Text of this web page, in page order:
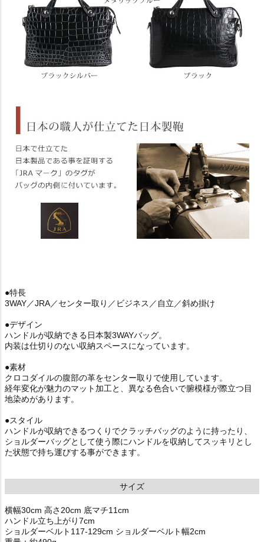
●特長
3WAY／JRA／センター取り／ビジネス／自立／斜め掛け
●デザイン
ハンドルが収納できる日本製3WAYバッグ。
内装は仕切りのない収納スペースになっています。
●素材
クロコダイルの腹部の革をセンター取りで使用しています。
経年変化が魅力のマット加工と、異なる色合いで腑模様が際立つ目
地染めがあります。
●スタイル
ハンドルが収納できるつくりでクラッチバッグのように持ったり、
ショルダーバッグとして使う際にハンドルを収納してスッキリとし
た状態で持ち運びする事ができます。
サイズ
横幅30cm 高さ20cm 底マチ11cm
ハンドル立ち上がり7cm
ショルダーベルト117-129cm ショルダーベルト幅2cm